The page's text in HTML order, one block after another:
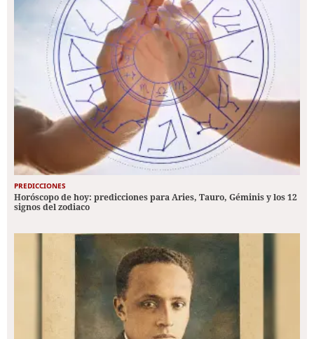
PREDICCIONES
Horóscopo de hoy: predicciones para Aries, Tauro, Géminis y los 12
signos del zodiaco